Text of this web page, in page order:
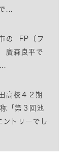
...
の FP（フ
廣森良平で
高校４２期
「第３回池
トリーでし